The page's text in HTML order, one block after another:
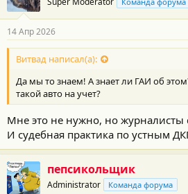
р
т
е
м
ы
н
а
л
а
14 Апр 2026
Витвад написал(а):
Да мы то знаем! А знает ли ГАИ об
такой авто на учет?
Мне это не нужно, но журналисты
И судебная практика по устным
пепсикольщик
Administrator Команда форума